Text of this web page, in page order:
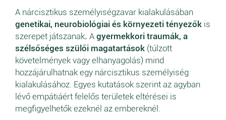
A nárcisztikus személyiségzavar kialakulásában
genetikai, neurobiológiai és környezeti tényezők is
szerepet játszanak. A gyermekkori traumák, a
szélsőséges szülői magatartások (túlzott
követelmények vagy elhanyagolás) mind
hozzájárulhatnak egy nárcisztikus személyiség
kialakulásához. Egyes kutatások szerint az agyban
lévő empátiáért felelős területek eltérései is
megfigyelhetők ezeknél az embereknél.